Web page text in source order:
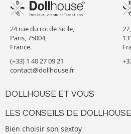
24 rue du roi de Sicile,
Paris, 75004,
France.
(+33) 1 40 27 09 21
contact@dollhouse.fr
DOLLHOUSE ET VOUS
LES CONSEILS DE DOLLHOUSE
Bien choisir son sextoy